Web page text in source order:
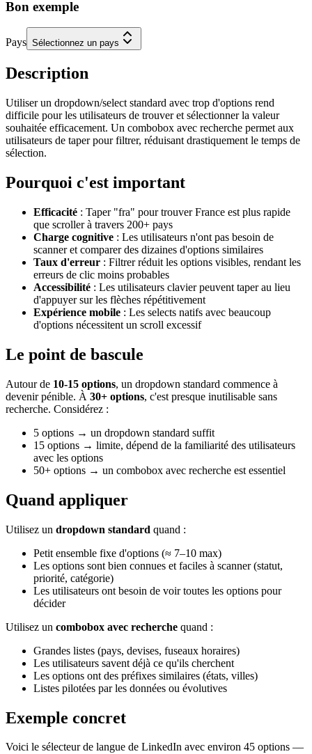
Bon exemple
Pays Sélectionnez un pays
Description
Utiliser un dropdown/select standard avec trop d'options rend
difficile pour les utilisateurs de trouver et sélectionner la valeur
souhaitée efficacement. Un combobox avec recherche permet aux
utilisateurs de taper pour filtrer, réduisant drastiquement le temps de
sélection.
Pourquoi c'est important
Efficacité : Taper "fra" pour trouver France est plus rapide
que scroller à travers 200+ pays
Charge cognitive : Les utilisateurs n'ont pas besoin de
scanner et comparer des dizaines d'options similaires
Taux d'erreur : Filtrer réduit les options visibles, rendant les
erreurs de clic moins probables
Accessibilité : Les utilisateurs clavier peuvent taper au lieu
d'appuyer sur les flèches répétitivement
Expérience mobile : Les selects natifs avec beaucoup
d'options nécessitent un scroll excessif
Le point de bascule
Autour de 10-15 options, un dropdown standard commence à
devenir pénible. À 30+ options, c'est presque inutilisable sans
recherche. Considérez :
5 options → un dropdown standard suffit
15 options → limite, dépend de la familiarité des utilisateurs
avec les options
50+ options → un combobox avec recherche est essentiel
Quand appliquer
Utilisez un dropdown standard quand :
Petit ensemble fixe d'options (≈ 7–10 max)
Les options sont bien connues et faciles à scanner (statut,
priorité, catégorie)
Les utilisateurs ont besoin de voir toutes les options pour
décider
Utilisez un combobox avec recherche quand :
Grandes listes (pays, devises, fuseaux horaires)
Les utilisateurs savent déjà ce qu'ils cherchent
Les options ont des préfixes similaires (états, villes)
Listes pilotées par les données ou évolutives
Exemple concret
Voici le sélecteur de langue de LinkedIn avec environ 45 options —